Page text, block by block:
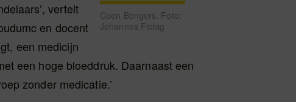
Coen Bongers. Foto:
Johannes Fiebig
vertelt
en docent
een medicijn
een hoge bloeddruk. Daarnaast een
zonder medicatie.’